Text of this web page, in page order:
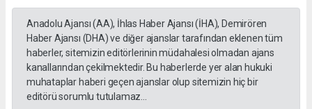
Anadolu Ajansı (AA), İhlas Haber Ajansı (İHA), Demirören
Haber Ajansı (DHA) ve diğer ajanslar tarafından eklenen tüm
haberler, sitemizin editörlerinin müdahalesi olmadan ajans
kanallarından çekilmektedir. Bu haberlerde yer alan hukuki
muhataplar haberi geçen ajanslar olup sitemizin hiç bir
editörü sorumlu tutulamaz...